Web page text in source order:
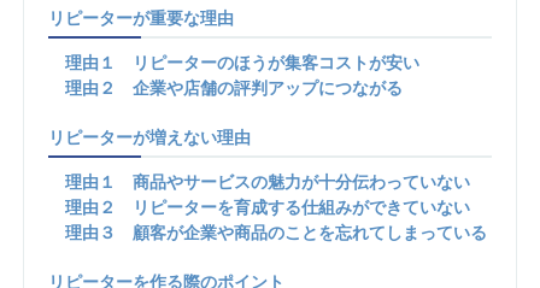
リピーターが重要な理由
理由１ リピーターのほうが集客コストが安い
理由２ 企業や店舗の評判アップにつながる
リピーターが増えない理由
理由１ 商品やサービスの魅力が十分伝わっていない
理由２ リピーターを育成する仕組みができていない
理由３ 顧客が企業や商品のことを忘れてしまっている
リピーターを作る際のポイント